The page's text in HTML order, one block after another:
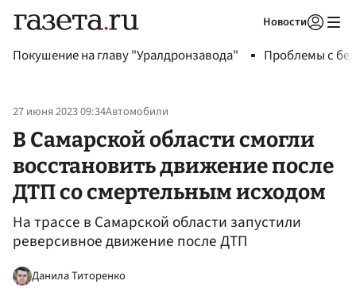
Новости
Покушение на главу "Уралдронзавода" Проблемы с
27 июня 2023 09:34Автомобили
В Самарской области смогли
восстановить движение после
ДТП со смертельным исходом
На трассе в Самарской области запустили
реверсивное движение после ДТП
Данила Титоренко